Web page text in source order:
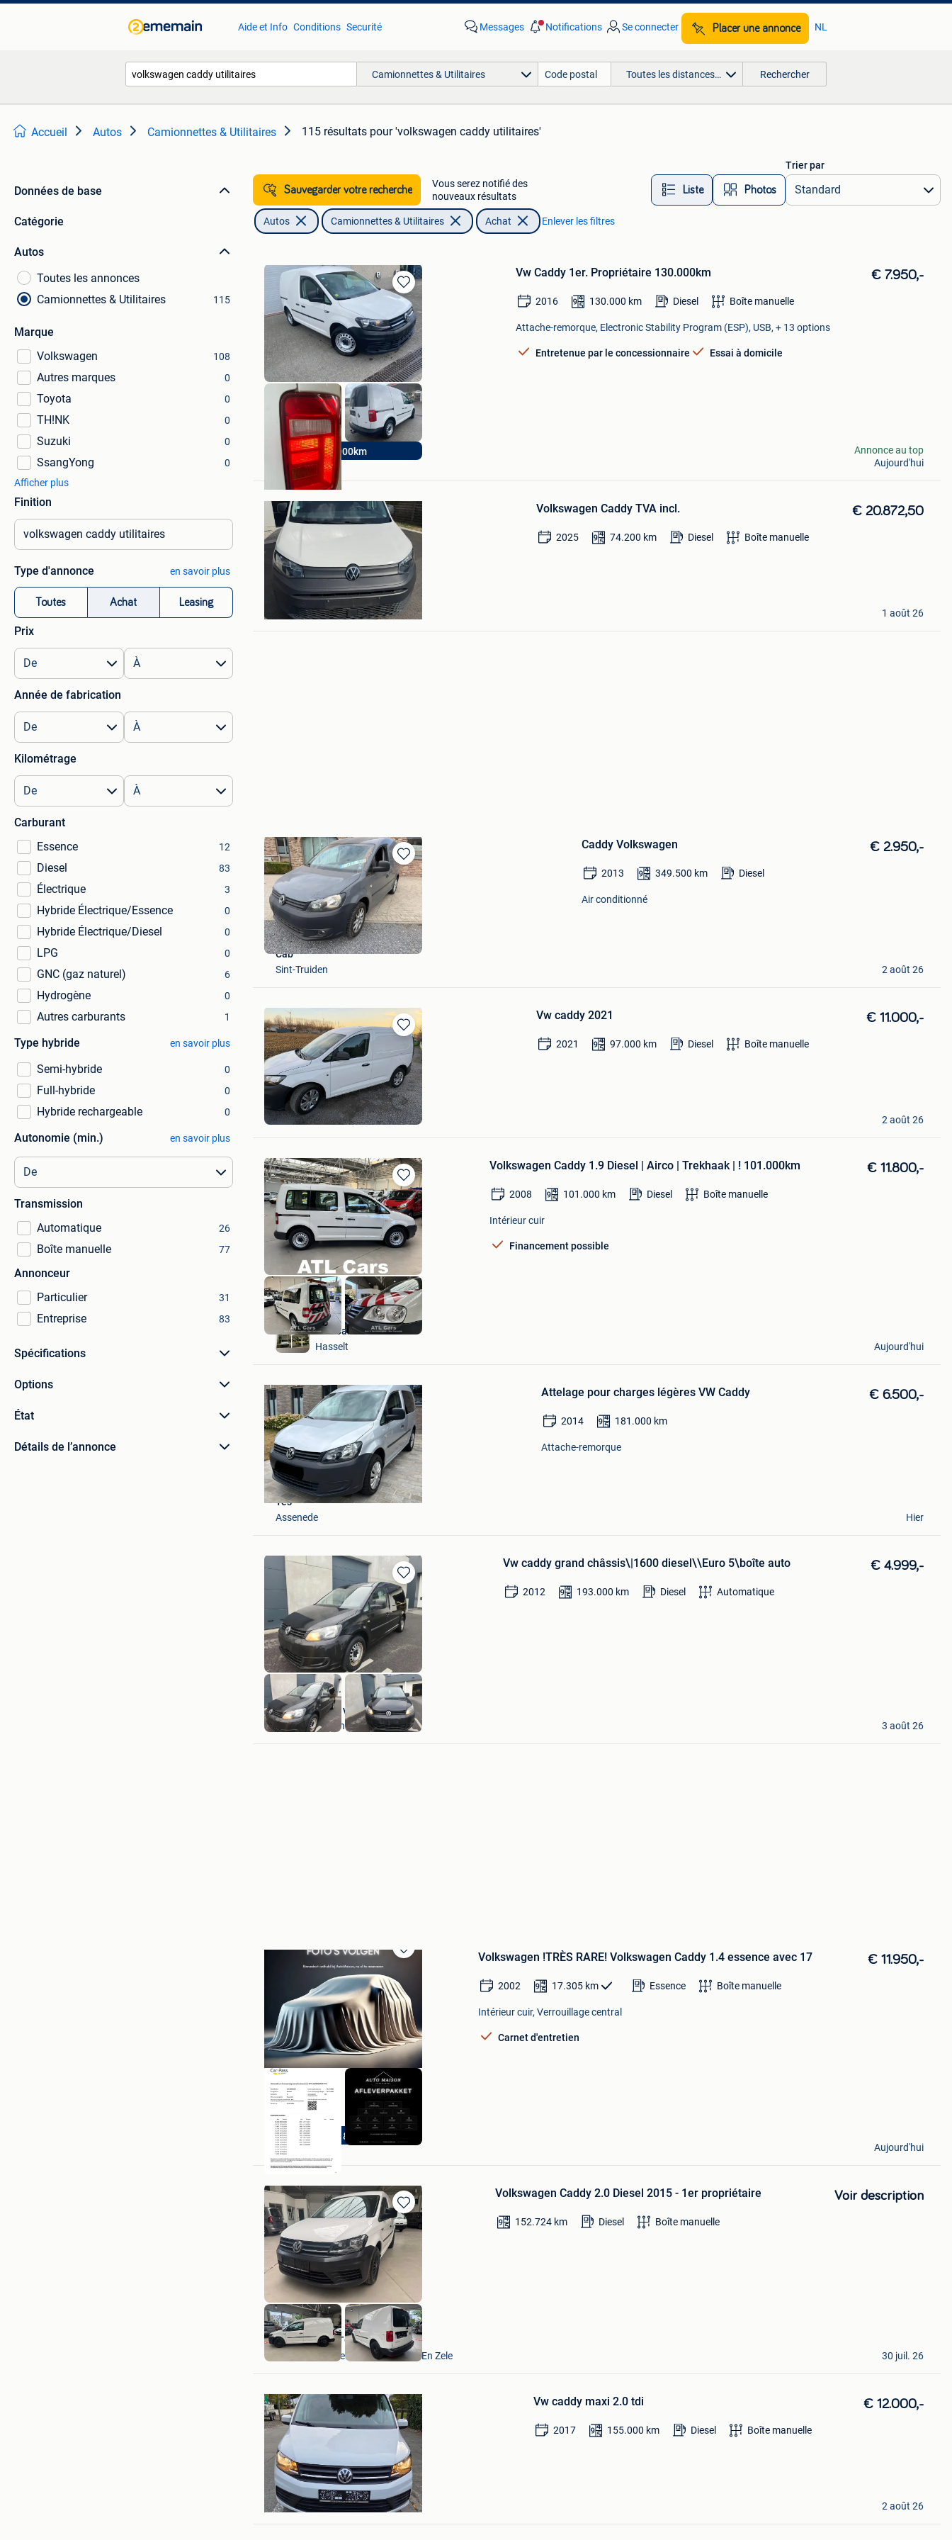
Aide et Info Conditions Securité Messages Notifications Se connecter Placer une annonce NL
Camionnettes & Utilitaires Toutes les distances… Rechercher
Accueil Autos Camionnettes & Utilitaires 115 résultats pour 'volkswagen caddy utilitaires'
Données de base
Catégorie
Autos
Toutes les annonces
Camionnettes & Utilitaires
115
Marque
Volkswagen
108
Autres marques 0
Toyota 0
TH!NK 0
Suzuki 0
SsangYong
0
Afficher plus
Finition
Type d'annonce en savoir plus
Toutes Achat Leasing
Prix
Année de fabrication
Kilométrage
Carburant
Essence
12
Diesel 83
Électrique 3
Hybride Électrique/Essence 0
Hybride Électrique/Diesel 0
LPG 0
GNC (gaz naturel) 6
Hydrogène 0
Autres carburants 1
Type hybride en savoir plus
Semi-hybride 0
Full-hybride 0
Hybride rechargeable 0
Autonomie (min.) en savoir plus
Transmission
Automatique
26
Boîte manuelle 77
Annonceur
Particulier
31
Entreprise 83
Spécifications
Options
État
Détails de l’annonce
Sauvegarder votre recherche
Vous serez notifié des
nouveaux résultats
Liste Photos
Trier par
Autos Camionnettes & Utilitaires Achat Enlever les filtres
Sauvegarder
dans
Mes
Favoris
130000km
Vw Caddy 1er. Propriétaire 130.000km € 7.950,-
2016 130.000 km Diesel Boîte manuelle
Attache-remorque, Electronic Stability Program (ESP), USB, + 13 options
Entretenue par le concessionnaire Essai à domicile
autobedrijf JB CARS
Temse
Annonce au top
Aujourd'hui
Mes
Favoris
Volkswagen Caddy TVA incl. € 20.872,50
2025 74.200 km Diesel Boîte manuelle
zozo
Roeselare
1 août 26
Sauvegarder
dans
Mes
Favoris
Caddy Volkswagen € 2.950,-
2013 349.500 km Diesel
Air conditionné
Cab
Sint-Truiden
2 août 26
Sauvegarder
dans
Mes
Favoris
Vw caddy 2021 € 11.000,-
2021 97.000 km Diesel Boîte manuelle
You
Sint-Pieters-Leeuw
2 août 26
Sauvegarder
dans
Mes
Favoris
Volkswagen Caddy 1.9 Diesel | Airco | Trekhaak | ! 101.000km € 11.800,-
2008 101.000 km Diesel Boîte manuelle
Intérieur cuir
Financement possible
ATL Cars
Hasselt
Aujourd'hui
Mes
Favoris
Attelage pour charges légères VW Caddy € 6.500,-
2014 181.000 km
Attache-remorque
Tes
Assenede
Hier
Sauvegarder
dans
Mes
Favoris
Vw caddy grand châssis\|1600 diesel\\Euro 5\boîte auto € 4.999,-
2012 193.000 km Diesel Automatique
David van derberg
Kortenberg
3 août 26
Sauvegarder
Mes
Favoris
GARANTIE & KEURING
Volkswagen !TRÈS RARE! Volkswagen Caddy 1.4 essence avec 17 € 11.950,-
2002 17.305 km Essence Boîte manuelle
Intérieur cuir, Verrouillage central
Carnet d'entretien
AutoHuis Berchem
Berchem
Aujourd'hui
Sauvegarder
dans
Mes
Favoris
Volkswagen Caddy 2.0 Diesel 2015 - 1er propriétaire Voir description
152.724 km Diesel Boîte manuelle
VAVATO Auctions
Lokeren+Deel Overmere En Zele
30 juil. 26
Mes
Favoris
Vw caddy maxi 2.0 tdi € 12.000,-
2017 155.000 km Diesel Boîte manuelle
Alex.S
Liedekerke +Deel Borchtlombeek
2 août 26